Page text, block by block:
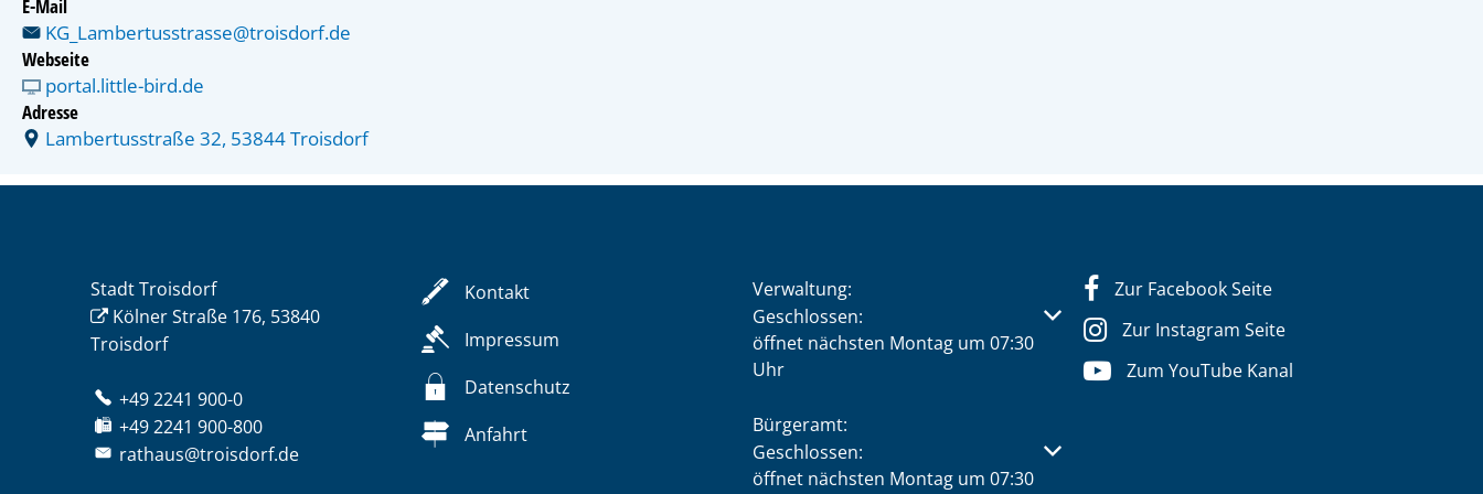
E-Mail
KG_Lambertusstrasse@troisdorf.de
Webseite
portal.little-bird.de
Adresse
Lambertusstraße 32, 53844 Troisdorf
Stadt Troisdorf
Kölner Straße 176, 53840
Troisdorf
+49 2241 900-0
+49 2241 900-800
rathaus@troisdorf.de
Kontakt
Impressum
Datenschutz
Anfahrt
Verwaltung:
Klicken, um weitere Öffnungs- oder Schließzeiten auszublenden
Geschlossen:
öffnet nächsten Montag um 07:30
Uhr
Bürgeramt:
Klicken, um weitere Öffnungs- oder Schließzeiten auszublenden
Geschlossen:
öffnet nächsten Montag um 07:30
Zur Facebook Seite
Zur Instagram Seite
Zum YouTube Kanal